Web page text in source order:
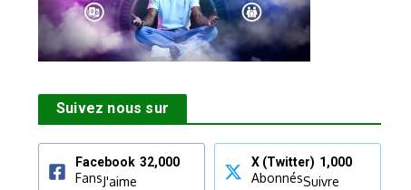
Suivez nous sur
Facebook 32,000
FansJ'aime
X (Twitter) 1,000
AbonnésSuivre